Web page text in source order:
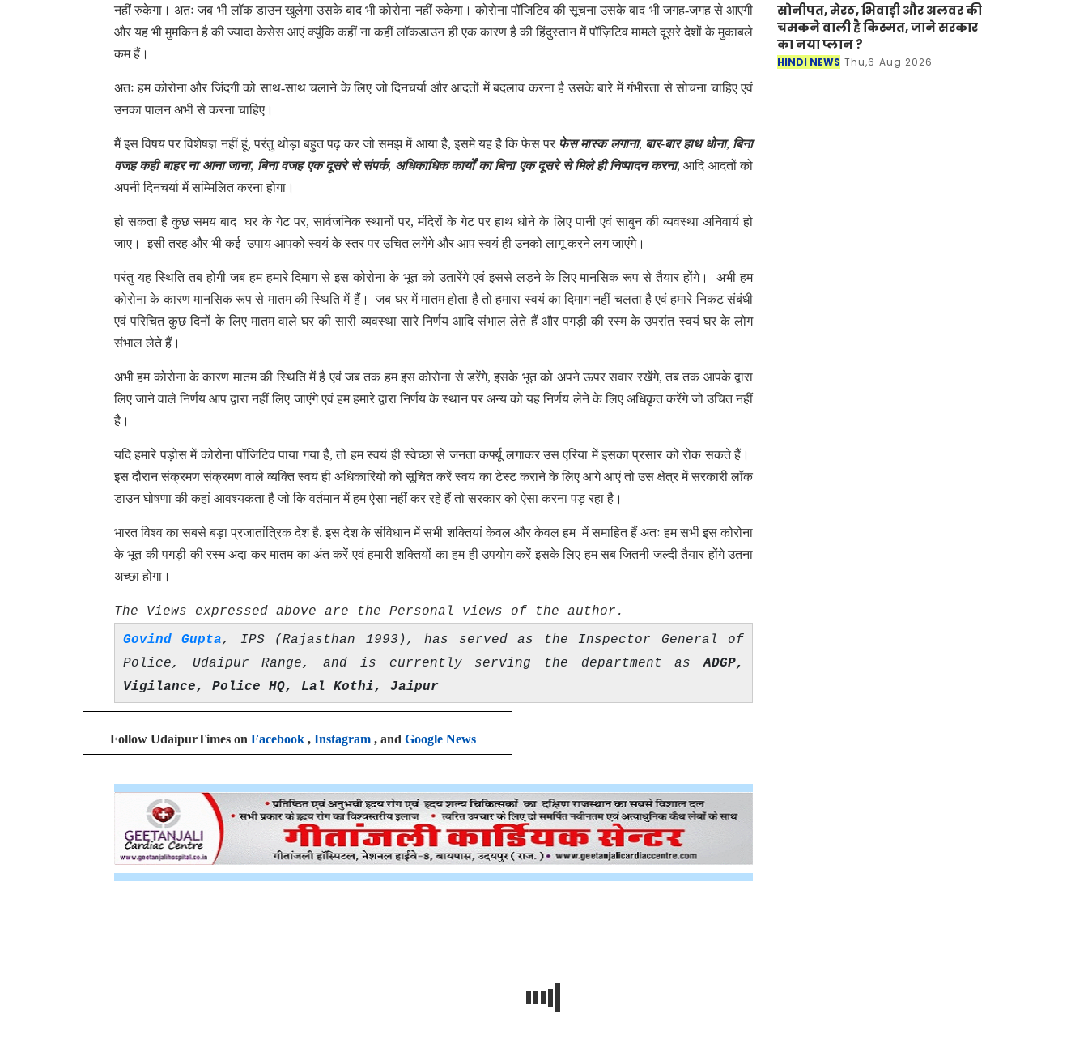
नहीं रुकेगा। अतः जब भी लॉक डाउन खुलेगा उसके बाद भी कोरोना नहीं रुकेगा। कोरोना पॉजिटिव की सूचना उसके बाद भी जगह-जगह से आएगी
और यह भी मुमकिन है की ज्यादा केसेस आएं क्यूंकि कहीं ना कहीं लॉकडाउन ही एक कारण है की हिंदुस्तान में पॉज़िटिव मामले दूसरे देशों के मुकाबले
कम हैं।
अतः हम कोरोना और जिंदगी को साथ-साथ चलाने के लिए जो दिनचर्या और आदतों में बदलाव करना है उसके बारे में गंभीरता से सोचना चाहिए एवं
उनका पालन अभी से करना चाहिए।
मैं इस विषय पर विशेषज्ञ नहीं हूं, परंतु थोड़ा बहुत पढ़ कर जो समझ में आया है, इसमे यह है कि फेस पर फेस मास्क लगाना, बार-बार हाथ धोना, बिना
वजह कही बाहर ना आना जाना, बिना वजह एक दूसरे से संपर्क, अधिकाधिक कार्यों का बिना एक दूसरे से मिले ही निष्पादन करना, आदि आदतों को
अपनी दिनचर्या में सम्मिलित करना होगा।
हो सकता है कुछ समय बाद घर के गेट पर, सार्वजनिक स्थानों पर, मंदिरों के गेट पर हाथ धोने के लिए पानी एवं साबुन की व्यवस्था अनिवार्य हो
जाए। इसी तरह और भी कई उपाय आपको स्वयं के स्तर पर उचित लगेंगे और आप स्वयं ही उनको लागू करने लग जाएंगे।
परंतु यह स्थिति तब होगी जब हम हमारे दिमाग से इस कोरोना के भूत को उतारेंगे एवं इससे लड़ने के लिए मानसिक रूप से तैयार होंगे। अभी हम
कोरोना के कारण मानसिक रूप से मातम की स्थिति में हैं। जब घर में मातम होता है तो हमारा स्वयं का दिमाग नहीं चलता है एवं हमारे निकट संबंधी
एवं परिचित कुछ दिनों के लिए मातम वाले घर की सारी व्यवस्था सारे निर्णय आदि संभाल लेते हैं और पगड़ी की रस्म के उपरांत स्वयं घर के लोग
संभाल लेते हैं।
अभी हम कोरोना के कारण मातम की स्थिति में है एवं जब तक हम इस कोरोना से डरेंगे, इसके भूत को अपने ऊपर सवार रखेंगे, तब तक आपके द्वारा
लिए जाने वाले निर्णय आप द्वारा नहीं लिए जाएंगे एवं हम हमारे द्वारा निर्णय के स्थान पर अन्य को यह निर्णय लेने के लिए अधिकृत करेंगे जो उचित नहीं
है।
यदि हमारे पड़ोस में कोरोना पॉजिटिव पाया गया है, तो हम स्वयं ही स्वेच्छा से जनता कर्फ्यू लगाकर उस एरिया में इसका प्रसार को रोक सकते हैं।
इस दौरान संक्रमण संक्रमण वाले व्यक्ति स्वयं ही अधिकारियों को सूचित करें स्वयं का टेस्ट कराने के लिए आगे आएं तो उस क्षेत्र में सरकारी लॉक
डाउन घोषणा की कहां आवश्यकता है जो कि वर्तमान में हम ऐसा नहीं कर रहे हैं तो सरकार को ऐसा करना पड़ रहा है।
भारत विश्व का सबसे बड़ा प्रजातांत्रिक देश है. इस देश के संविधान में सभी शक्तियां केवल और केवल हम में समाहित हैं अतः हम सभी इस कोरोना
के भूत की पगड़ी की रस्म अदा कर मातम का अंत करें एवं हमारी शक्तियों का हम ही उपयोग करें इसके लिए हम सब जितनी जल्दी तैयार होंगे उतना
अच्छा होगा।
The Views expressed above are the Personal views of the author.
Govind Gupta, IPS (Rajasthan 1993), has served as the Inspector General of
Police, Udaipur Range, and is currently serving the department asADGP,
Vigilance, Police HQ, Lal Kothi, Jaipur
Follow UdaipurTimes on Facebook , Instagram , and Google News
सोनीपत, मेरठ, भिवाड़ी और अलवर की
चमकने वाली है किस्मत, जाने सरकार
का नया प्लान ?
HINDI NEWS Thu,6 Aug 2026